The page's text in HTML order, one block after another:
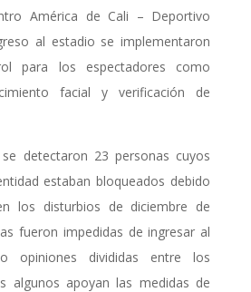
América de Cali – Deportivo
al estadio se implementaron
para los espectadores como
facial y verificación de
detectaron 23 personas cuyos
estaban bloqueados debido
los disturbios de diciembre de
fueron impedidas de ingresar al
opiniones divididas entre los
algunos apoyan las medidas de